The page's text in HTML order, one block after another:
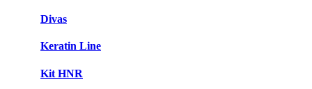
Divas
Keratin Line
Kit HNR